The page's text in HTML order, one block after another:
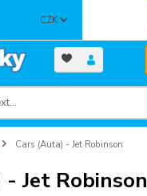
CZK
Cars (Auta) - Jet Robinson
Jet Robinson